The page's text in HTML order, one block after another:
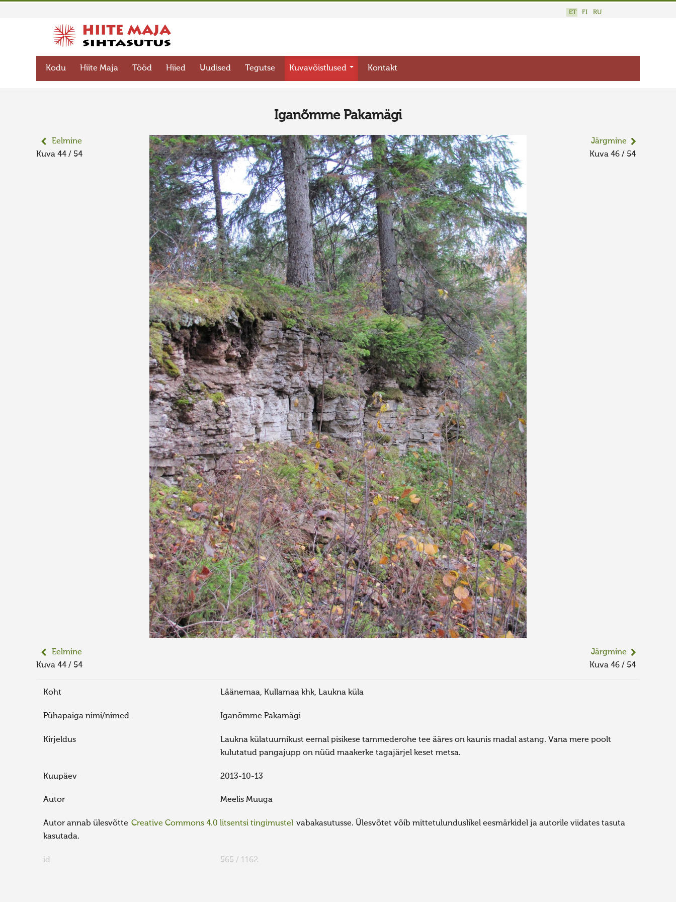
ET FI RU
Kodu Hiite Maja Tööd Hiied Uudised Tegutse Kuvavõistlused Kontakt
Iganõmme Pakamägi
Eelmine
Kuva 44 / 54
Järgmine
Kuva 46 / 54
Eelmine
Kuva 44 / 54
Järgmine
Kuva 46 / 54
Koht Läänemaa, Kullamaa khk, Laukna küla
Pühapaiga nimi/nimed Iganõmme Pakamägi
Kirjeldus
Laukna külatuumikust eemal pisikese tammederohe tee ääres on kaunis madal astang. Vana mere poolt
kulutatud pangajupp on nüüd maakerke tagajärjel keset metsa.
Kuupäev 2013-10-13
Autor Meelis Muuga
Autor annab ülesvõtte Creative Commons 4.0 litsentsi tingimustel vabakasutusse. Ülesvõtet võib mittetulunduslikel eesmärkidel ja autorile viidates tasuta
kasutada.
id 565 / 1162